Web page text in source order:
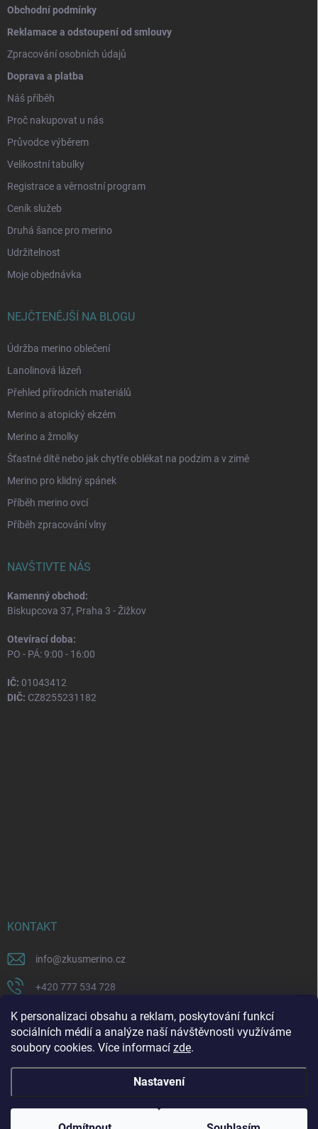
K personalizaci obsahu a reklam, poskytování funkcí
sociálních médií a analýze naší návštěvnosti využíváme
soubory cookies. Více informací zde.
Nastavení
Obchodní podmínky
Reklamace a odstoupení od smlouvy
Zpracování osobních údajů
Doprava a platba
Náš příběh
Proč nakupovat u nás
Průvodce výběrem
Velikostní tabulky
Registrace a věrnostní program
Ceník služeb
Druhá šance pro merino
Udržitelnost
Moje objednávka
NEJČTENĚJŠÍ NA BLOGU
Údržba merino oblečení
Lanolinová lázeň
Přehled přírodních materiálů
Merino a atopický ekzém
Merino a žmolky
Šťastné dítě nebo jak chytře oblékat na podzim a v zimě
Merino pro klidný spánek
Příběh merino ovcí
Příběh zpracování vlny
NAVŠTIVTE NÁS
Kamenný obchod:
Biskupcova 37, Praha 3 - Žižkov
Otevírací doba:
PO - PÁ: 9:00 - 16:00
IČ: 01043412
DIČ: CZ8255231182
KONTAKT
info@zkusmerino.cz
+420 777 534 728
https://www.facebook.com/zkusmerino/
zkusmerino.cz
Copyright 2026ZKUSMERINO. Všechna práva vyhrazena.Upravit nastavení